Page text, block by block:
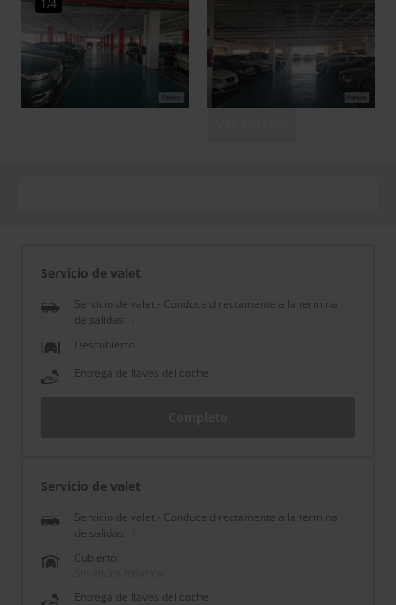
1/4
Servicio de valet
Servicio de valet - Conduce directamente a la terminal
de salidas
Descubierto
Entrega de llaves del coche
Servicio de valet
Servicio de valet - Conduce directamente a la terminal
de salidas
Cubierto
Entrega de llaves del coche